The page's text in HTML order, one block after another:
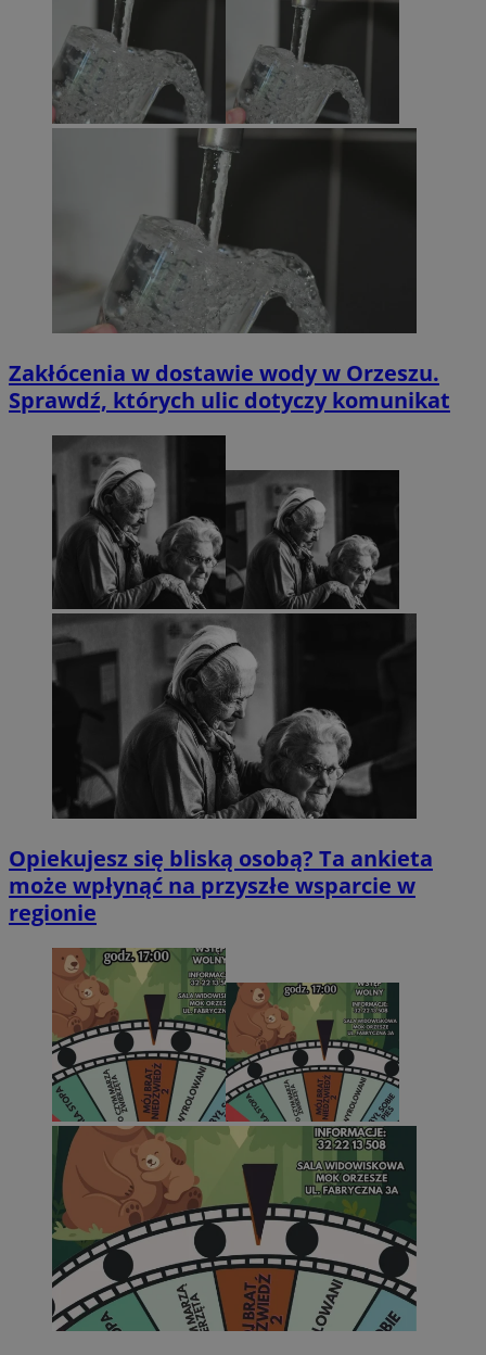
Zakłócenia w dostawie wody w Orzeszu.
Sprawdź, których ulic dotyczy komunikat
Opiekujesz się bliską osobą? Ta ankieta
może wpłynąć na przyszłe wsparcie w
regionie